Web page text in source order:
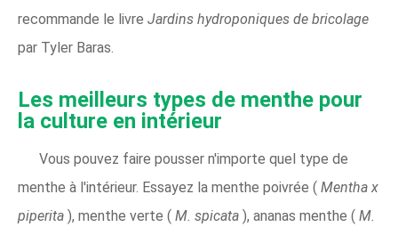
recommande le livre Jardins hydroponiques de bricolage
par Tyler Baras.
Les meilleurs types de menthe pour
la culture en intérieur
Vous pouvez faire pousser n'importe quel type de
menthe à l'intérieur. Essayez la menthe poivrée ( Mentha x
piperita ), menthe verte ( M. spicata ), ananas menthe ( M.